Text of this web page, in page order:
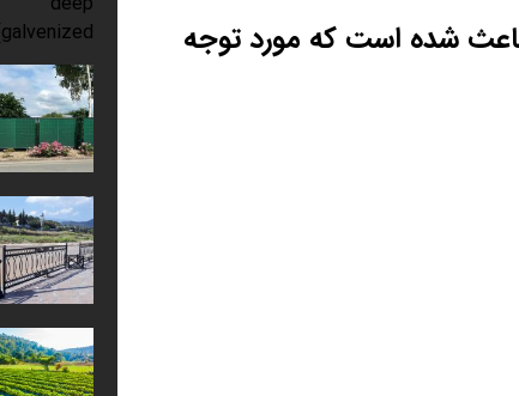
شده است که مورد توجه